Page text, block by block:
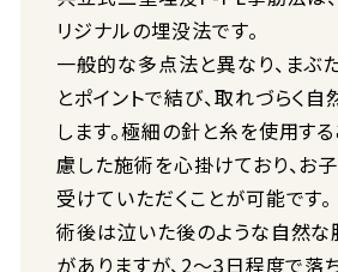
リジナルの埋没法です。
一般的な多点法と異なり、まぶ
とポイントで結び、取れづらく
します。極細の針と糸を使用す
慮した施術を心掛けており、お
受けていただくことが可能です。
術後は泣いた後のような自然な
がありますが、2〜3日程度で落